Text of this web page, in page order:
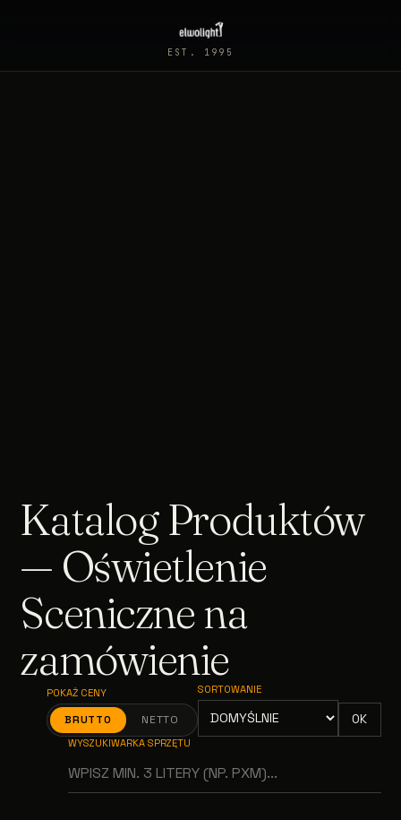
EST. 1995
Katalog Produktów
— Oświetlenie
Sceniczne na
zamówienie
POKAŻ CENY
BRUTTO NETTO
SORTOWANIE
OK
WYSZUKIWARKA SPRZĘTU